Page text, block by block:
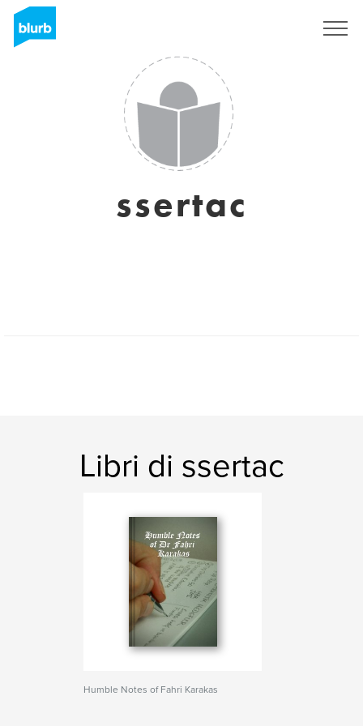
ssertac
Libri di ssertac
Humble Notes of Fahri Karakas